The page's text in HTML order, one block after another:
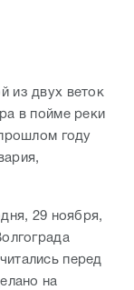
из двух веток
в пойме реки
году
29 ноября,
перед
на